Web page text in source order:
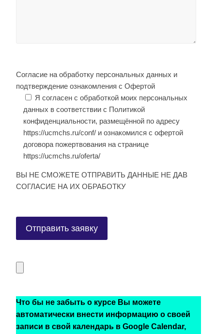
Согласие на обработку персональных данных и
подтверждение ознакомления с Офертой
Я согласен с обработкой моих персональных
данных в соответствии с Политикой
конфиденциальности, размещённой по адресу
https://ucmchs.ru/conf/ и ознакомился с офертой
договора пожертвования на странице
https://ucmchs.ru/oferta/
ВЫ НЕ СМОЖЕТЕ ОТПРАВИТЬ ДАННЫЕ НЕ ДАВ
СОГЛАСИЕ НА ИХ ОБРАБОТКУ
Что бы не забыть о курсе Вы можете
автоматически внести информацию о своей
записи в свой календарь в Google Calendar,